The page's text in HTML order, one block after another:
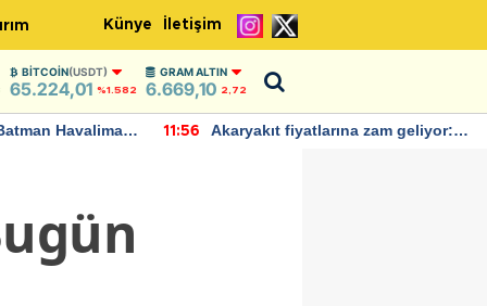
Künye İletişim
BITCOIN(USDT)
65.224,01 %1.582
GRAM ALTIN
6.669,10 2,72
Havalimanı
11:56
Akaryakıt fiyatlarına zam geliyor: